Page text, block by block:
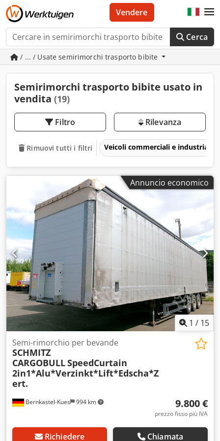
Cerca
Vendere
/ ... / Usate semirimorchi trasporto bibite
Semirimorchi trasporto bibite usato in
vendita (19)
Filtro Rilevanza
Rimuovi tutti i filtri Veicoli commerciali e industriali
Annuncio economico
1 / 15
Bernkastel-Kues 994 km
Semi-rimorchio per bevande
SCHMITZ
CARGOBULLSpeedCurtain
2in1*Alu*Verzinkt*Lift*Edscha*Z
ert.
9.800 €
prezzo fisso più IVA
Richiedere Chiamata